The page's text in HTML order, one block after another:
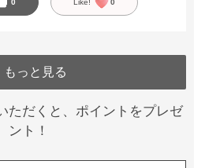
0 Like! 0
もっと見る
ただくと、ポイントをプレゼ
ント！